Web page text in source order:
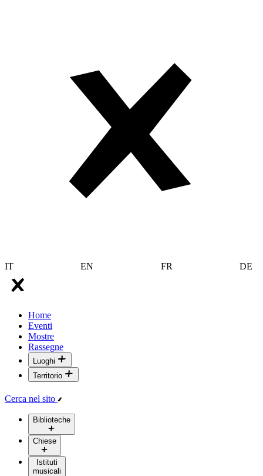
IT EN FR DE
Home
Eventi
Mostre
Rassegne
Luoghi
Territorio
Cerca nel sito
Biblioteche
Chiese
Istituti
musicali